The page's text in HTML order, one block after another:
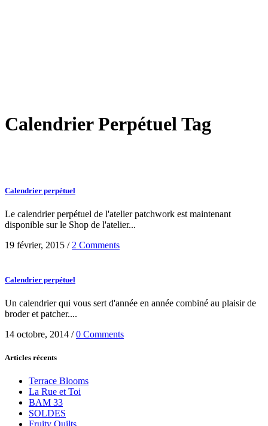
Calendrier Perpétuel Tag
Calendrier perpétuel
Le calendrier perpétuel de l'atelier patchwork est maintenant
disponible sur le Shop de l'atelier...
19 février, 2015 / 2 Comments
Calendrier perpétuel
Un calendrier qui vous sert d'année en année combiné au plaisir de
broder et patcher....
14 octobre, 2014 /0 Comments
Articles récents
Terrace Blooms
La Rue et Toi
BAM 33
SOLDES
Fruity Quilts